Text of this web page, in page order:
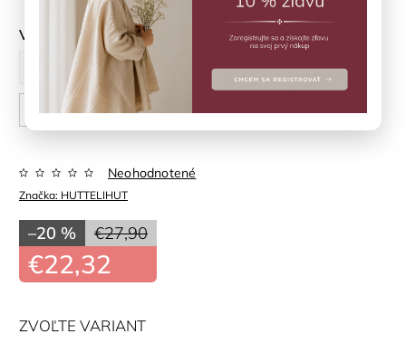
Veľkosť
62 cm
68 cm 74 cm 80 cm
86 cm 92 cm
Značka: HUTTELIHUT
Neohodnotené
€27,90
–20 %
€22,32
ZVOĽTE VARIANT